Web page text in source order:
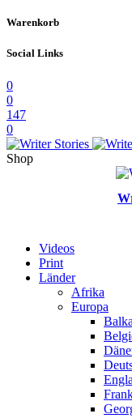
Warenkorb
Social Links
0
0
147
0
Shop
Videos
Print
Länder
Afrika
Europa